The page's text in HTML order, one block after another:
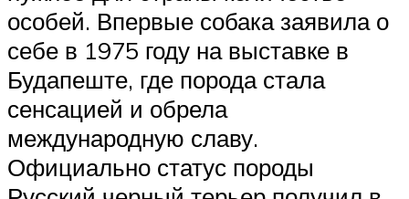
особей. Впервые собака заявила о
себе в 1975 году на выставке в
Будапеште, где порода стала
сенсацией и обрела
международную славу.
Официально статус породы